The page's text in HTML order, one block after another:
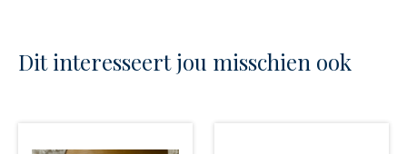
Dit interesseert jou misschien ook